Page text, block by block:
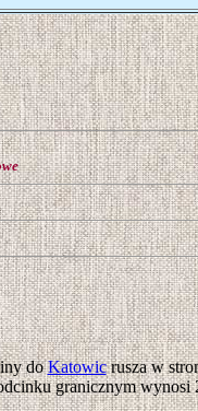
doKatowicrusza w
granicznym